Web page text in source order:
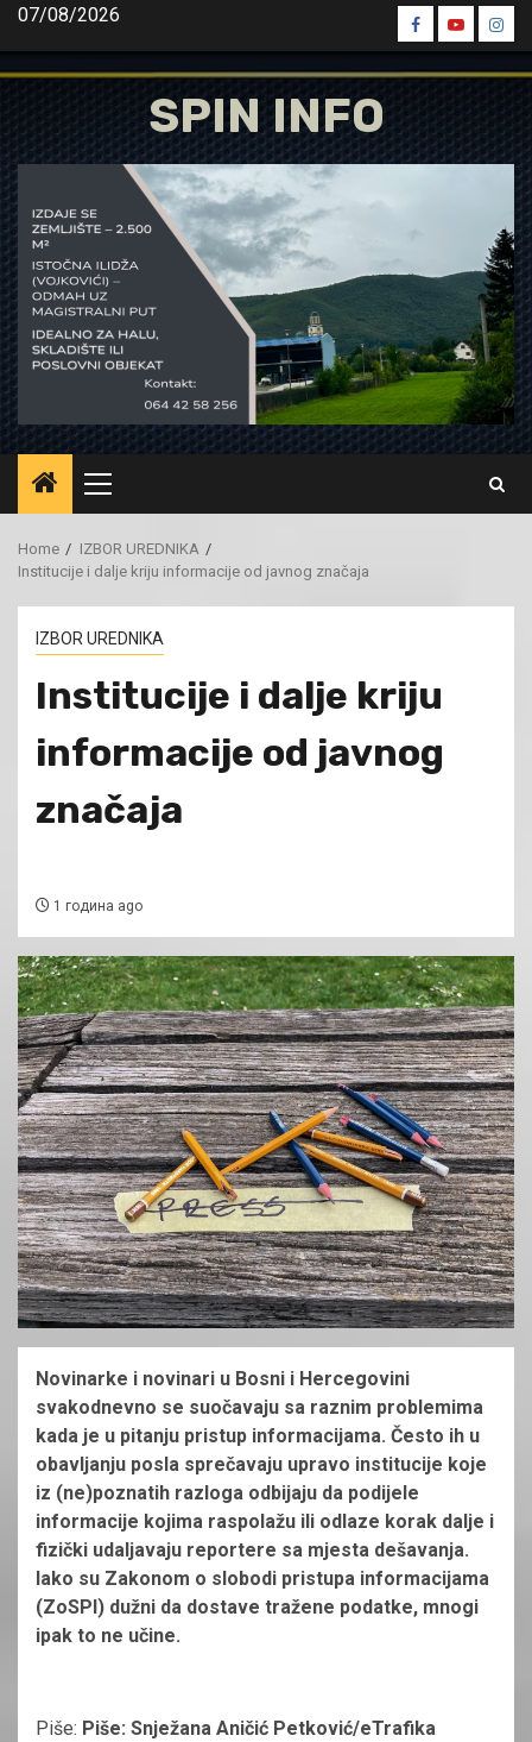
Skip
content
07/08/2026
Spin
Facebook
Spin
Youtube
Spin
SPIN INFO
Primary
Menu
Home
IZBOR UREDNIKA
Institucije i dalje kriju informacije od javnog značaja
IZBOR UREDNIKA
Institucije i dalje kriju
informacije od javnog
značaja
1 година ago
Novinarke i novinari u Bosni i Hercegovini
svakodnevno se suočavaju sa raznim problemima
kada je u pitanju pristup informacijama. Često ih u
obavljanju posla sprečavaju upravo institucije koje
iz (ne)poznatih razloga odbijaju da podijele
informacije kojima raspolažu ili odlaze korak dalje i
fizički udaljavaju reportere sa mjesta dešavanja.
Iako su Zakonom o slobodi pristupa informacijama
(ZoSPI) dužni da dostave tražene podatke, mnogi
ipak to ne učine.
Piše: Piše: Snježana Aničić Petković/eTrafika